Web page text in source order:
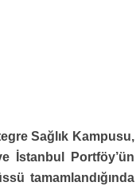
Sağlık Kampusu,
İstanbul Portföy’ün
tamamlandığında